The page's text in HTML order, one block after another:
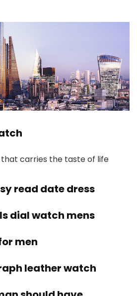
that carries the taste of life
read date dress
dial watch mens
men
leather watch